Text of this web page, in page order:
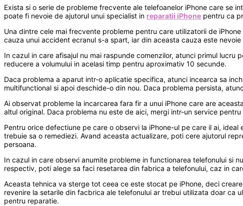
Exista si o serie de probleme frecvente ale telefoanelor iPhone care se
poate fi nevoie de ajutorul unui specialist in reparatii iPhone pentru ca
Una dintre cele mai frecvente probleme pentru care utilizatorii de
cauza unui accident ecranul s-a spart, iar din aceasta cauza este
In cazul in care afisajul nu mai raspunde comenzilor, atunci primul
reducere a volumului in acelasi timp pentru aproximativ 10 secunde.
Daca problema a aparut intr-o aplicatie specifica, atunci incearca sa
multifunctional si apoi deschide-o din nou. Daca problema persista,
Ai observat probleme la incarcarea fara fir a unui iPhone care are
altul original. Daca problema nu este de aici, mergi intr-un service
Pentru orice defectiune pe care o observi la iPhone-ul pe care il ai,
trebuie sa o remediezi. Avand aceasta actualizare, poti cere ajutorul
persoana.
In cazul in care observi anumite probleme in functionarea telefonului si
respectiv, poti alege sa faci resetarea din fabrica a telefonului, caz in
Aceasta tehnica va sterge tot ceea ce este stocat pe iPhone, deci
revenire la setarile din facbrica ale telefonului ar trebui utilizata doar
pentru reparatie.